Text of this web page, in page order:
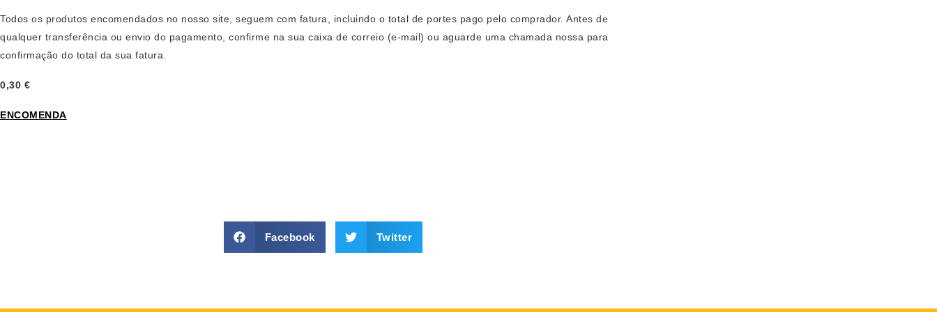
Todos os produtos encomendados no nosso site, seguem com fatura, incluindo o total de portes pago pelo comprador. Antes de
qualquer transferência ou envio do pagamento, confirme na sua caixa de correio (e-mail) ou aguarde uma chamada nossa para
confirmação do total da sua fatura.
0,30 €
ENCOMENDA
Facebook Twitter